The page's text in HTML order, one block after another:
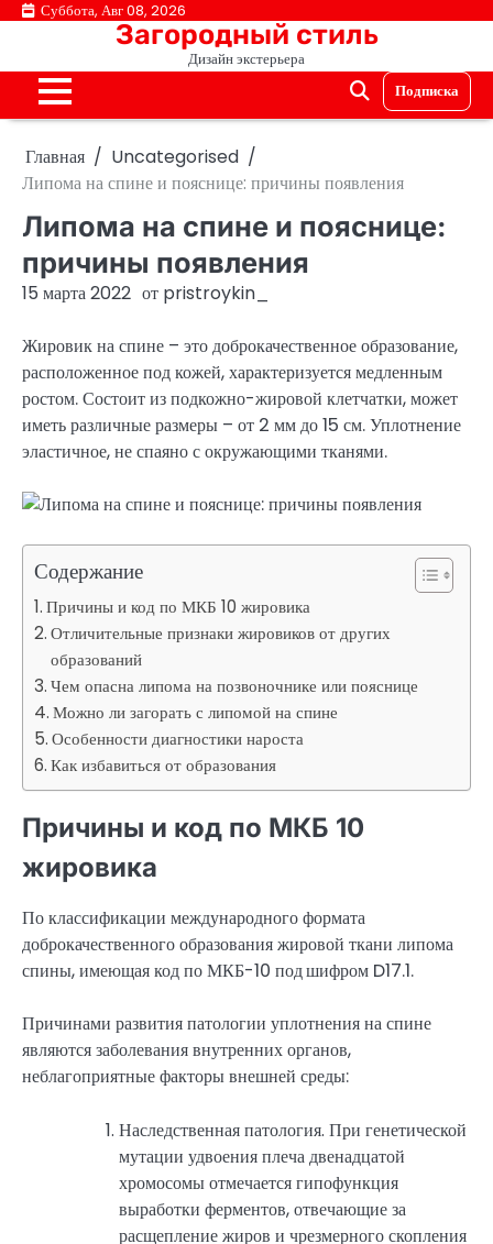
ПерейтиСуббота, Авг 08, 2026
Загородный стиль
Дизайн экстерьера
Подписка
Главная
Uncategorised
Липома на спине и пояснице: причины появления
Липома на спине и пояснице:
причины появления
15 марта 2022 от pristroykin_
Жировик на спине – это доброкачественное образование,
расположенное под кожей, характеризуется медленным
ростом. Состоит из подкожно-жировой клетчатки, может
иметь различные размеры – от 2 мм до 15 см. Уплотнение
эластичное, не спаяно с окружающими тканями.
Содержание
Причины и код по МКБ 10 жировика
Отличительные признаки жировиков от других
образований
Чем опасна липома на позвоночнике или пояснице
Можно ли загорать с липомой на спине
Особенности диагностики нароста
Как избавиться от образования
Причины и код по МКБ 10
жировика
По классификации международного формата
доброкачественного образования жировой ткани липома
спины, имеющая код по МКБ-10 подшифром D17.1.
Причинами развития патологии уплотнения на спине
являются заболевания внутренних органов,
неблагоприятные факторы внешней среды:
Наследственная патология. При генетической
мутации удвоения плеча двенадцатой
хромосомы отмечается гипофункция
выработки ферментов, отвечающие за
расщепление жиров и чрезмерного скопления